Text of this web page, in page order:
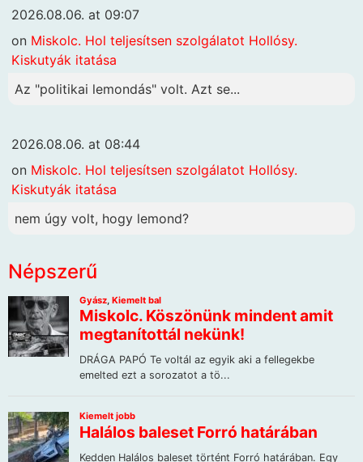
2026.08.06. at 09:07
on Miskolc. Hol teljesítsen szolgálatot Hollósy.
Kiskutyák itatása
Az "politikai lemondás" volt. Azt se...
2026.08.06. at 08:44
on Miskolc. Hol teljesítsen szolgálatot Hollósy.
Kiskutyák itatása
nem úgy volt, hogy lemond?
Népszerű